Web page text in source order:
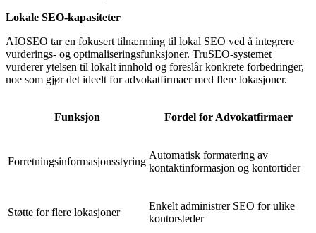
Lokale SEO-kapasiteter
AIOSEO tar en fokusert tilnærming til lokal SEO ved å integrere
vurderings- og optimaliseringsfunksjoner. TruSEO-systemet
vurderer ytelsen til lokalt innhold og foreslår konkrete forbedringer,
noe som gjør det ideelt for advokatfirmaer med flere lokasjoner.
Funksjon Fordel for Advokatfirmaer
Forretningsinformasjonsstyring
Automatisk formatering av
kontaktinformasjon og kontortider
Støtte for flere lokasjoner
Enkelt administrer SEO for ulike
kontorsteder